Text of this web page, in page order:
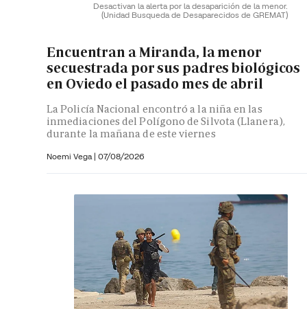
Desactivan la alerta por la desaparición de la menor.
(Unidad Busqueda de Desaparecidos de GREMAT)
Encuentran a Miranda, la menor
secuestrada por sus padres biológicos
en Oviedo el pasado mes de abril
La Policía Nacional encontró a la niña en las
inmediaciones del Polígono de Silvota (Llanera),
durante la mañana de este viernes
Noemi Vega | 07/08/2026